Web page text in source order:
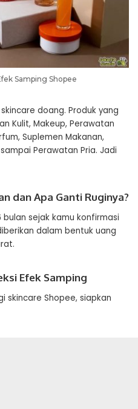
Samping Shopee
doang. Produk yang
Kulit, Makeup, Perawatan
Suplemen Makanan,
Perawatan Pria. Jadi
dan Apa Ganti Ruginya?
sejak kamu konfirmasi
dalam bentuk uang
Efek Samping
skincare Shopee, siapkan